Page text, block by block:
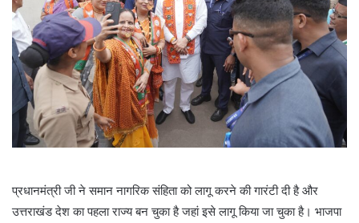
प्रधानमंत्री जी ने समान नागरिक संहिता को लागू करने की गारंटी दी है और
उत्तराखंड देश का पहला राज्य बन चुका है जहां इसे लागू किया जा चुका है। भाजपा